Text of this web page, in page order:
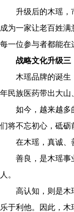
升级后的木瑶，市
成为一家让老百姓
每一位参与者都能在
战略文化升级三
木瑶品牌的诞生，
年民族医药带出大山
如今，越来越多的
们将不忘初心，砥砺
在木瑶，真诚、善
善良，是木瑶事业
人。
高认知，则是木瑶
乐于利他。因此，